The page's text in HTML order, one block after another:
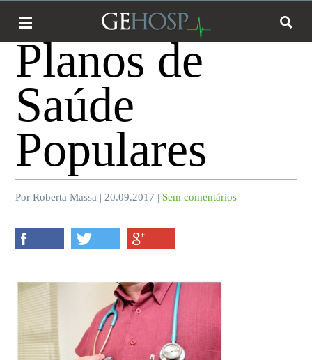
Planos de
Saúde
Populares
Por Roberta Massa | 20.09.2017 | Sem comentários